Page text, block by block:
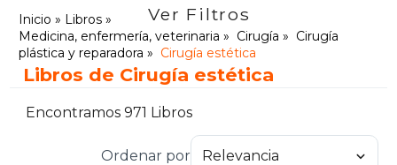
Ver Filtros
Inicio
Libros
Medicina, enfermería, veterinaria
Cirugía
Cirugía
plástica y reparadora
Cirugía estética
Libros de Cirugía estética
Encontramos 971 Libros
Ordenar por